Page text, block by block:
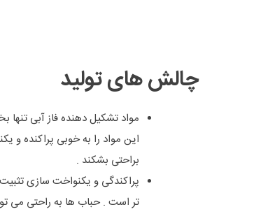
چالش های تولید
مواد تشکیل دهنده فاز آبی
این مواد را به خوبی پراکنده و
براحتی بشکند .
پراکندگی و یکنواخت سازی
تر است . حباب ها به راحتی می